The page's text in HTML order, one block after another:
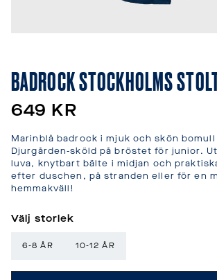
LEVERANS
Laddar...
BADROCK STOCKHOLMS
649 KR
Marinblå badrock i mjuk och skön
Djurgården-sköld på bröstet för junior.
luva, knytbart bälte i midjan och
efter duschen, på stranden eller för en
hemmakväll!
Välj storlek
6-8 ÅR 10-12 ÅR